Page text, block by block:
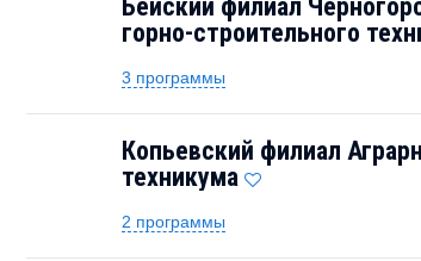
Бейский филиал
горно-строительного
3 программы
Копьевский филиал
техникума
2 программы